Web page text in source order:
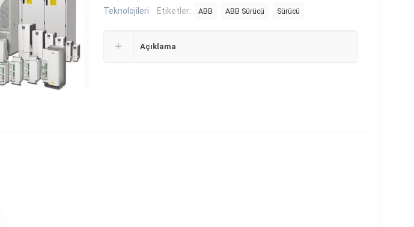
Teknolojileri
Etiketler: ABB ABB Sürücü Sürücü
Açıklama